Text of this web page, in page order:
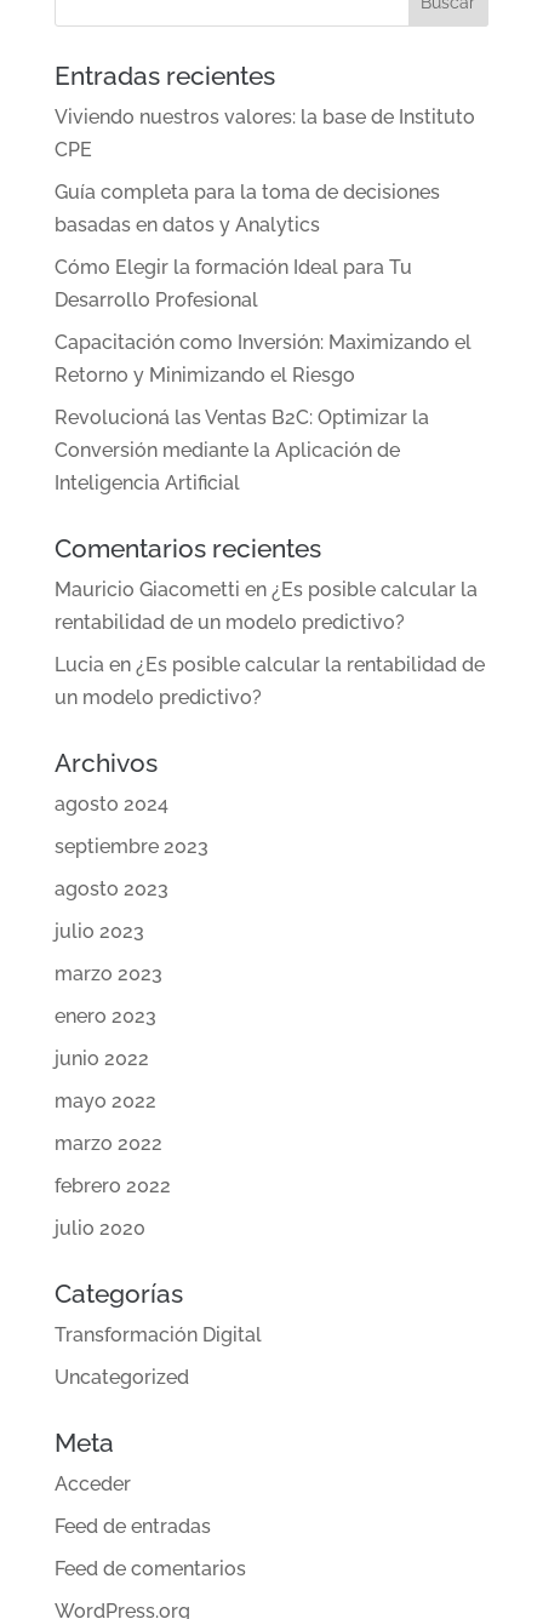
Entradas recientes
Viviendo nuestros valores: la base de Instituto
CPE
Guía completa para la toma de decisiones
basadas en datos y Analytics
Cómo Elegir la formación Ideal para Tu
Desarrollo Profesional
Capacitación como Inversión: Maximizando el
Retorno y Minimizando el Riesgo
Revolucioná las Ventas B2C: Optimizar la
Conversión mediante la Aplicación de
Inteligencia Artificial
Comentarios recientes
Mauricio Giacometti en ¿Es posible calcular la
rentabilidad de un modelo predictivo?
Lucia en ¿Es posible calcular la rentabilidad de
un modelo predictivo?
Archivos
agosto 2024
septiembre 2023
agosto 2023
julio 2023
marzo 2023
enero 2023
junio 2022
mayo 2022
marzo 2022
febrero 2022
julio 2020
Categorías
Transformación Digital
Uncategorized
Meta
Acceder
Feed de entradas
Feed de comentarios
WordPress.org